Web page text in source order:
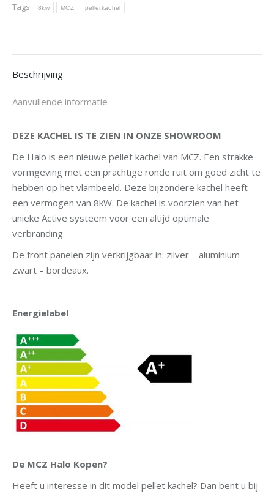
Tags:
8kw MCZ pelletkachel
Beschrijving
Aanvullende informatie
DEZE KACHEL IS TE ZIEN IN ONZE SHOWROOM
De Halo is een nieuwe pellet kachel van MCZ. Een strakke
vormgeving met een prachtige ronde ruit om goed zicht te
hebben op het vlambeeld. Deze bijzondere kachel heeft
een vermogen van 8kW. De kachel is voorzien van het
unieke Active systeem voor een altijd optimale
verbranding.
De front panelen zijn verkrijgbaar in: zilver – aluminium –
zwart – bordeaux.
Energielabel
De MCZ Halo Kopen?
Heeft u interesse in dit model pellet kachel? Dan bent u bij